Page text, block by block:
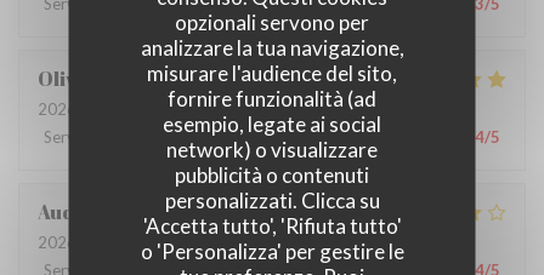
opzionali servono per
analizzare la tua navigazione,
misurare l'audience del sito,
fornire funzionalità (ad
esempio, legate ai social
network) o visualizzare
pubblicità o contenuti
personalizzati. Clicca su
'Accetta tutto', 'Rifiuta tutto'
o 'Personalizza' per gestire le
Olivia
2026-06-26
- 12:30 - Ospiti 9
Servizio
Atmosfera:5/5 Cucina :5 /5 Qualità / Prezzo 4/5
Audrey
2026-06-22
- 19:30 - Ospiti 6
Servizio
Atmosfera: 5/5 Cucina: 4/5 Qualità / Prezzo 4/5